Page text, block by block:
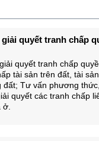
quyết tranh chấp
quyết tranh chấp
tài sản trên đất, tài
đất; Tư vấn phương
quyết các tranh chấp
ở.